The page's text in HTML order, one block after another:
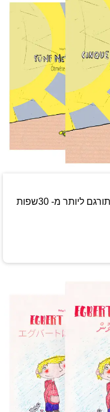
תורגם ליותר מ- 30שפות